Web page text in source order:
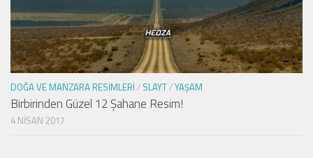
DOĞA VE MANZARA RESIMLERI/ SLAYT/YAŞAM
Birbirinden Güzel 12 Şahane Resim!
4 NISAN 2017